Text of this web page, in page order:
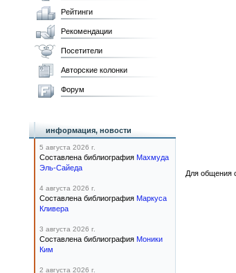
Для общения
Рейтинги
Рекомендации
Посетители
Авторские колонки
Форум
информация, новости
5 августа 2026 г.
Составлена библиография Махмуда
Эль-Сайеда
4 августа 2026 г.
Составлена библиография Маркуса
Кливера
3 августа 2026 г.
Составлена библиография Моники
Ким
2 августа 2026 г.